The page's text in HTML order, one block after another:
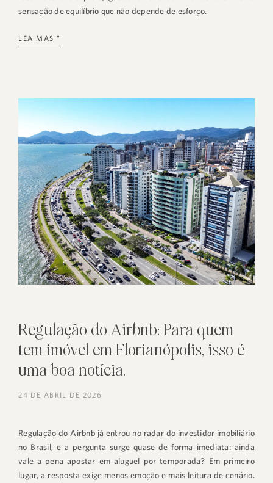
sensação de equilíbrio que não depende de esforço.
LEA MAS "
Regulação do Airbnb: Para quem
tem imóvel em Florianópolis, isso é
uma boa notícia.
24 DE ABRIL DE 2026
Regulação do Airbnb já entrou no radar do investidor imobiliário
no Brasil, e a pergunta surge quase de forma imediata: ainda
vale a pena apostar em aluguel por temporada? Em primeiro
lugar, a resposta exige menos emoção e mais leitura de cenário.